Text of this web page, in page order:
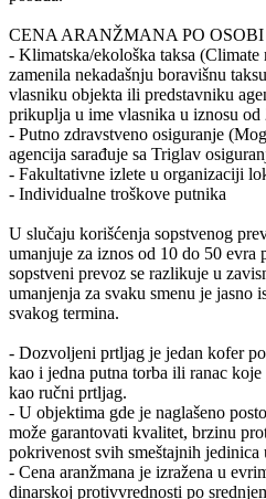
CENA ARANŽMANA PO
- Klimatska/ekološka taksa
zamenila nekadašnju boravišnu
vlasniku objekta ili predstavniku
prikuplja u ime vlasnika u iznosu od
- Putno zdravstveno osiguranje
agencija sarađuje sa Triglav
- Fakultativne izlete u organizaciji
- Individualne troškove putnika
U slučaju korišćenja sopstvenog
umanjuje za iznos od 10 do 50 evra
sopstveni prevoz se razlikuje u
umanjenja za svaku smenu je jasno
svakog termina.
- Dozvoljeni prtljag je jedan kofer
kao i jedna putna torba ili ranac
kao ručni prtljag.
- U objektima gde je naglašeno
može garantovati kvalitet, brzinu
pokrivenost svih smeštajnih
- Cena aranžmana je izražena u
dinarskoj protivvrednosti po